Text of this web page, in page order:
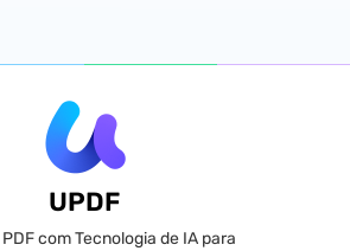
UPDF
com Tecnologia de IA para